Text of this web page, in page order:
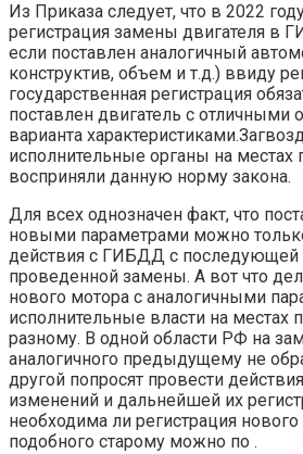
Из Приказа следует, что в 2022
регистрация замены двигателя в
если поставлен аналогичный
конструктив, объем и т.д.) ввиду
государственная регистрация
поставлен двигатель с
варианта
исполнительные органы на местах
восприняли данную норму закона.
Для всех однозначен факт, что
новыми параметрами можно
действия с ГИБДД с последующей
проведенной замены. А вот что
нового мотора с аналогичными
исполнительные власти на местах
разному. В одной области РФ на
аналогичного предыдущему не
другой попросят провести
изменений и дальнейшей их
необходима ли регистрация
подобного старому можно по .